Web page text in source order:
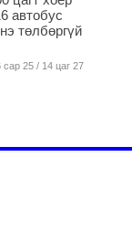
автобус
төлбөргүй
25 / 14 цаг 27